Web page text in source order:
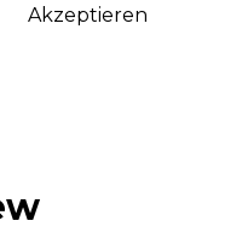
Akzeptieren